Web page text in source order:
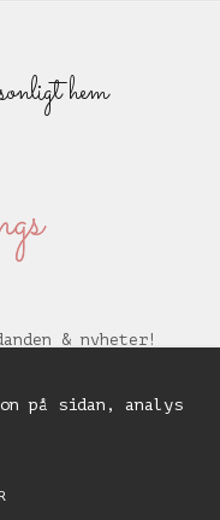
hem
& nyheter!
på sidan, analys